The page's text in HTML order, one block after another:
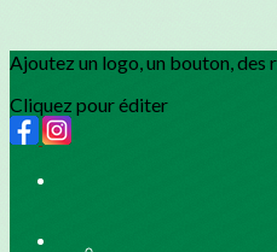
Ajoutez un logo, un bouton, des
Cliquez pour éditer